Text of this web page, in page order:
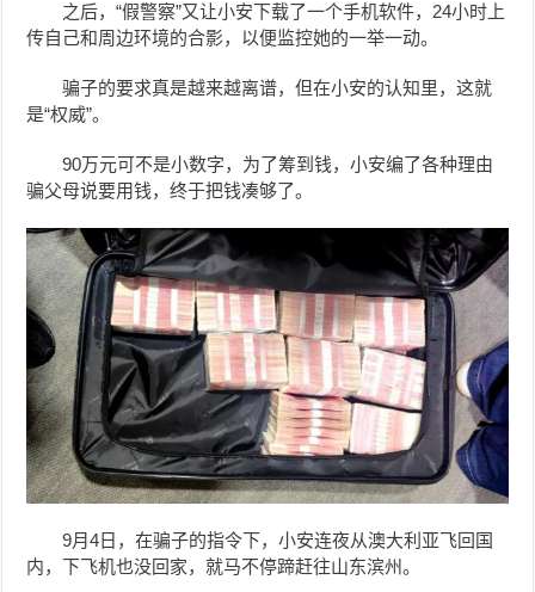
之后，“假警察”又让小安下载了一个手机软件，24小时上
传自己和周边环境的合影，以便监控她的一举一动。
骗子的要求真是越来越离谱，但在小安的认知里，这就
是“权威”。
90万元可不是小数字，为了筹到钱，小安编了各种理由
骗父母说要用钱，终于把钱凑够了。
9月4日，在骗子的指令下，小安连夜从澳大利亚飞回国
内，下飞机也没回家，就马不停蹄赶往山东滨州。